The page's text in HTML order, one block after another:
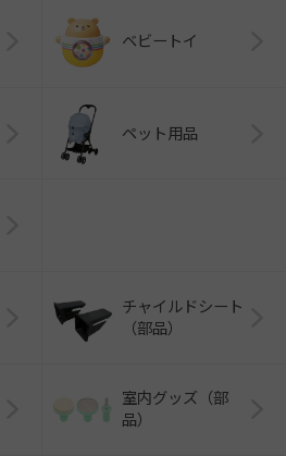
ベビートイ
ペット用品
チャイルドシート
（部品）
室内グッズ（部
品）